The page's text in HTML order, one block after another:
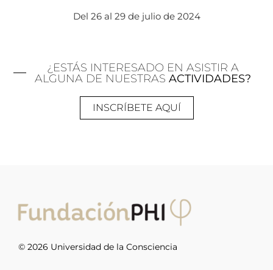
Del 26 al 29 de julio de 2024
¿ESTÁS INTERESADO EN ASISTIR A
ALGUNA DE NUESTRAS ACTIVIDADES?
INSCRÍBETE AQUÍ
© 2026 Universidad de la Consciencia